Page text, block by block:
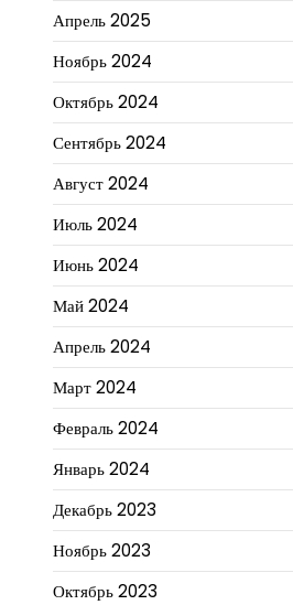
Апрель 2025
Ноябрь 2024
Октябрь 2024
Сентябрь 2024
Август 2024
Июль 2024
Июнь 2024
Май 2024
Апрель 2024
Март 2024
Февраль 2024
Январь 2024
Декабрь 2023
Ноябрь 2023
Октябрь 2023